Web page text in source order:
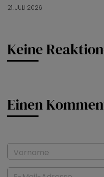
21. JULI 2026
Keine
Einen
Vorname